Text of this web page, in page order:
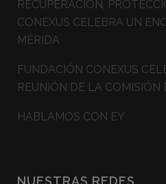
RECUPERACIÓN,
CONEXUS CELEBRA UN
MÉRIDA
FUNDACIÓN CONEXUS
REUNIÓN DE LA COMISIÓN
HABLAMOS CON EY